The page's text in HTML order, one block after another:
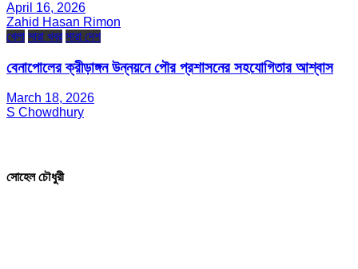
April 16, 2026
Zahid Hasan Rimon
খেলা সারা খবর সারা দেশ
বেনাপোলের ক্রীড়াঙ্গন উন্নয়নে পৌর প্রশাসনের সহযোগিতার আশ্বাস
March 18, 2026
S Chowdhury
সোহেল চৌধুরী